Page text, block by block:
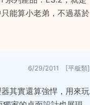
能算小老弟，不過基於
6/29/2011 [平板類]
其實還算強悍，用來玩